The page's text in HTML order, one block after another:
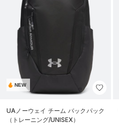
NEW
UAノーウェイ チーム バックパック
（トレーニング/UNISEX）